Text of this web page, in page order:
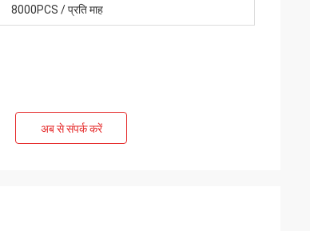
8000PCS / प्रति माह
अब से संपर्क करें